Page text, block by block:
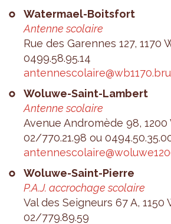
Water­mael-Boits­fort
Antenne sco­laire
Rue des Garennes 127,
0499.​58.​95.​14
Woluwe-Saint-Lam­bert
Antenne sco­laire
Ave­nue Andro­mède 98,
02/770.21.98 ou
Woluwe-Saint-Pierre
P.A.J. accro­chage sco­laire
Val des Sei­gneurs 67 A,
02/779.89.59